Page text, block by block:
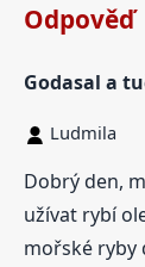
Odpověď
Godasal a
Ludmila
Dobrý den,
užívat rybí
mořské ryby